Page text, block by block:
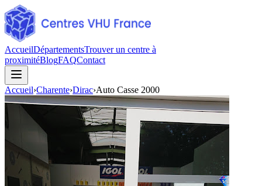
AccueilDépartementsTrouver un centre à
proximitéBlogFAQContact
Accueil›Charente›Dirac›Auto Casse 2000